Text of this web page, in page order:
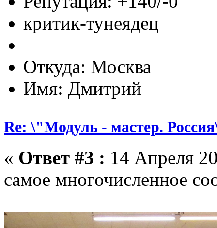
критик-тунеядец
Откуда: Москва
Имя: Дмитрий
Re: \"Модуль - мастер.
« Ответ #3 : 14 Апреля
самое многочисленное